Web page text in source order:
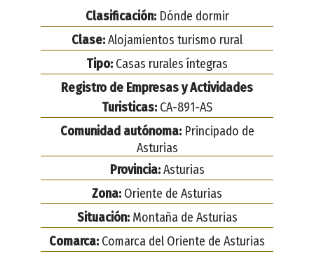
Clasificación:Dónde dormir
Clase:Alojamientos turismo rural
Tipo: Casas rurales íntegras
Registro de Empresas y Actividades
Turisticas: CA-891-AS
Comunidad autónoma:Principado de
Asturias
Provincia:Asturias
Zona: Oriente de Asturias
Situación:Montaña de Asturias
Comarca: Comarca del Oriente de Asturias